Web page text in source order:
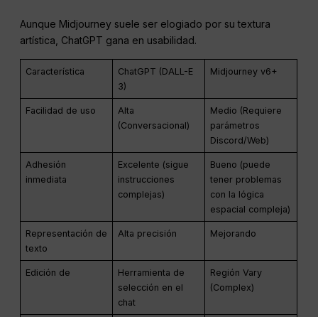
Aunque Midjourney suele ser elogiado por su textura
artística, ChatGPT gana en usabilidad.
Característica
ChatGPT (DALL-E
3)
Midjourney v6+
Facilidad de uso
Alta
(Conversacional)
Medio (Requiere
parámetros
Discord/Web)
Adhesión
inmediata
Excelente (sigue
instrucciones
complejas)
Bueno (puede
tener problemas
con la lógica
espacial compleja)
Representación de
texto
Alta precisión Mejorando
Edición de
Herramienta de
selección en el
chat
Región Vary
(Complex)